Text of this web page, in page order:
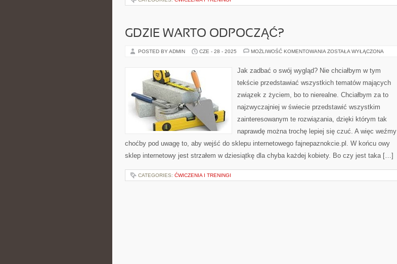
GDZIE WARTO ODPOCZĄĆ?
POSTED BY ADMIN CZE - 28 - 2025 MOŻLIWOŚĆ KOMENTOWANIA GDZIE
ZOSTAŁA WYŁĄCZONA
Jak zadbać o swój wygląd? Nie chciałbym w tym
tekście przedstawiać wszystkich tematów mających
związek z życiem, bo to nierealne. Chciałbym za to
najzwyczajniej w świecie przedstawić wszystkim
zainteresowanym te rozwiązania, dzięki którym tak
naprawdę można trochę lepiej się czuć. A więc weźmy
choćby pod uwagę to, aby wejść do sklepu internetowego fajnepaznokcie.pl. W końcu owy
sklep internetowy jest strzałem w dziesiątkę dla chyba każdej kobiety. Bo czy jest taka […]
CATEGORIES: ĆWICZENIA I TRENINGI